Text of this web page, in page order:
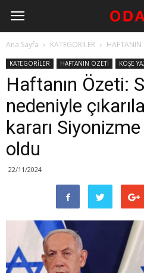
Ana Sayfa KATEGORİLER HAFTANIN
KATEGORİLER HAFTANIN ÖZETİ KÖŞE
Haftanın Özeti:
nedeniyle
kararı
oldu
22/11/2024